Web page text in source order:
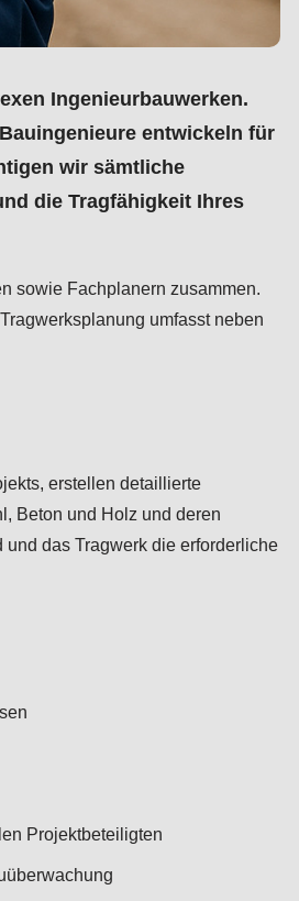
Ingenieurbauwerken.
entwickeln für
wir sämtliche
die Tragfähigkeit Ihres
sowie Fachplanern zusammen.
umfasst neben
erstellen detaillierte
Beton und Holz und deren
das Tragwerk die erforderliche
Projektbeteiligten